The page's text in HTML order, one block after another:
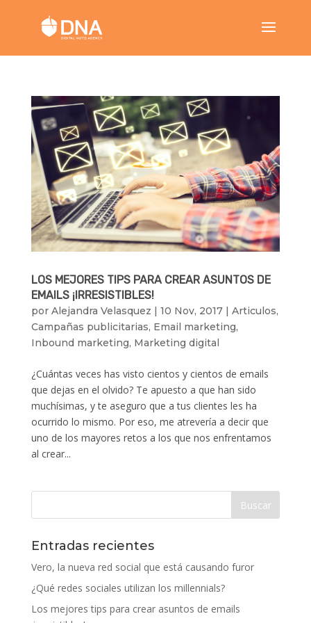
LOS MEJORES TIPS PARA CREAR ASUNTOS DE
EMAILS ¡IRRESISTIBLES!
por Alejandra Velasquez | 10 Nov, 2017| Articulos,
Campañas publicitarias, Email marketing,
Inbound marketing, Marketing digital
¿Cuántas veces has visto cientos y cientos de emails
que dejas en el olvido? Te apuesto a que han sido
muchísimas, y te aseguro que a tus clientes les ha
ocurrido lo mismo. Por eso, me atrevería a decir que
uno de los mayores retos a los que nos enfrentamos
al crear...
Entradas recientes
Vero, la nueva red social que está causando furor
¿Qué redes sociales utilizan los millennials?
Los mejores tips para crear asuntos de emails